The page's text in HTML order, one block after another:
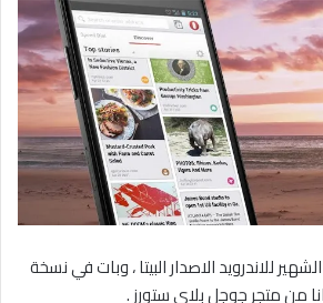
للاندرويد الاصدار البيتا ، وبات في نسخة
من متجر جوجل بلاي ستورز .